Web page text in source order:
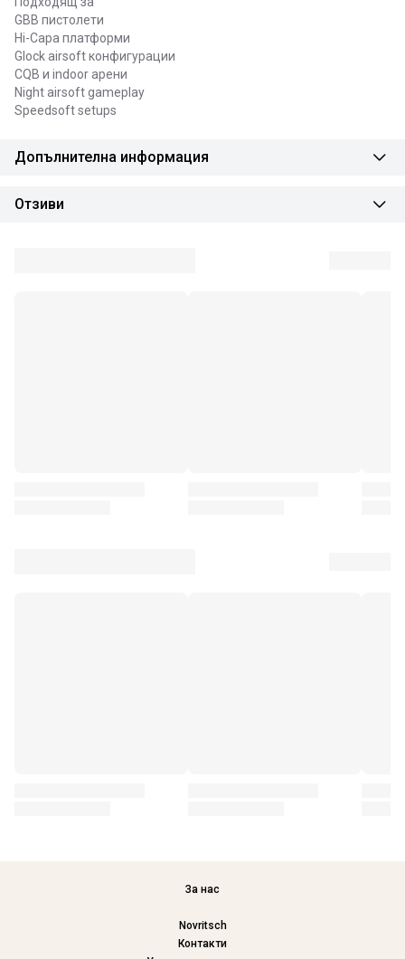
GBB пистолети
Hi-Capa платформи
Glock airsoft конфигурации
CQB и indoor арени
Night airsoft gameplay
Speedsoft setups
Допълнителна информация
Отзиви
За нас
Novritsch
Контакти